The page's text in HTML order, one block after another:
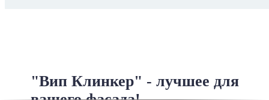
"Вип Клинкер" - лучшее для